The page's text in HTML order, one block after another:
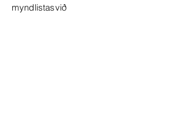
myndlistasvið